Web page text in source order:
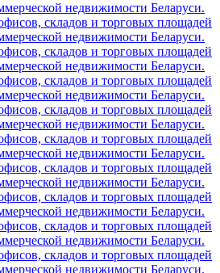
недвижимости Беларуси.
складов и торговых площадей
недвижимости Беларуси.
складов и торговых площадей
недвижимости Беларуси.
складов и торговых площадей
недвижимости Беларуси.
складов и торговых площадей
недвижимости Беларуси.
складов и торговых площадей
недвижимости Беларуси.
складов и торговых площадей
недвижимости Беларуси.
складов и торговых площадей
недвижимости Беларуси.
складов и торговых площадей
недвижимости Беларуси.
складов и торговых площадей
недвижимости Беларуси.